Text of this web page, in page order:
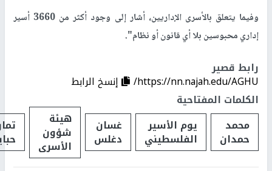
وفيما يتعلق بالأسرى الإداريين، أشار إلى وجود أكثر من 3660 أسير
إداري محبوسين بلا أي قانون أو نظام."
رابط قصير
https://nn.najah.edu/AGHU/
إنسخ الرابط
الكلمات المفتاحية
محمد
حمدان
يوم الأسير
الفلسطيني
غسان
دغلس
هيئة
شؤون
الأسرى